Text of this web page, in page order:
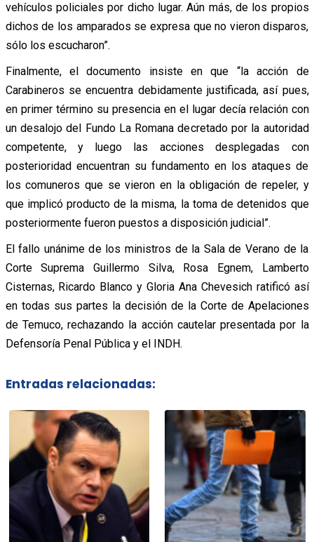
vehículos policiales por dicho lugar. Aún más, de los propios
dichos de los amparados se expresa que no vieron disparos,
sólo los escucharon”.
Finalmente, el documento insiste en que “la acción de
Carabineros se encuentra debidamente justificada, así pues,
en primer término su presencia en el lugar decía relación con
un desalojo del Fundo La Romana decretado por la autoridad
competente, y luego las acciones desplegadas con
posterioridad encuentran su fundamento en los ataques de
los comuneros que se vieron en la obligación de repeler, y
que implicó producto de la misma, la toma de detenidos que
posteriormente fueron puestos a disposición judicial”.
El fallo unánime de los ministros de la Sala de Verano de la
Corte Suprema Guillermo Silva, Rosa Egnem, Lamberto
Cisternas, Ricardo Blanco y Gloria Ana Chevesich ratificó así
en todas sus partes la decisión de la Corte de Apelaciones
de Temuco, rechazando la acción cautelar presentada por la
Defensoría Penal Pública y el INDH.
Entradas relacionadas: